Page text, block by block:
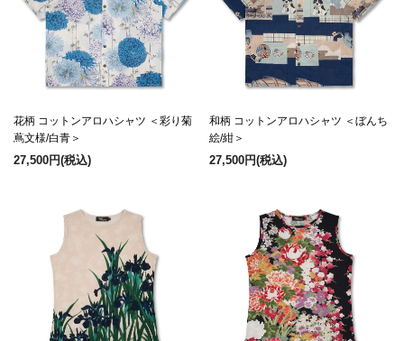
花柄 コットンアロハシャツ ＜彩り菊
蔦文様/白青＞
27,500円(税込)
和柄 コットンアロハシャツ ＜ぼんち
絵/紺＞
27,500円(税込)